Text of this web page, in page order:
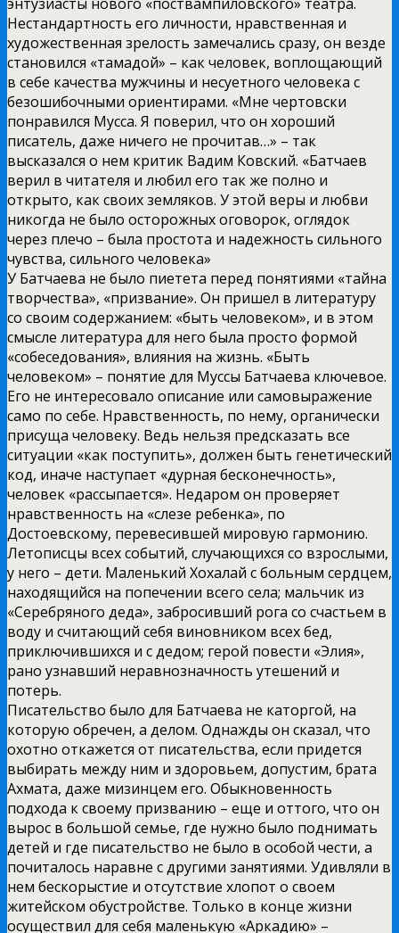
Нестандартность его личности, нравственная и
художественная зрелость замечались сразу, он везде
становился «тамадой» – как человек, воплощающий
в себе качества мужчины и несуетного человека с
безошибочными ориентирами. «Мне чертовски
понравился Мусса. Я поверил, что он хороший
писатель, даже ничего не прочитав…» – так
высказался о нем критик Вадим Ковский. «Батчаев
верил в читателя и любил его так же полно и
открыто, как своих земляков. У этой веры и любви
никогда не было осторожных оговорок, оглядок
через плечо – была простота и надежность сильного
чувства, сильного человека»
У Батчаева не было пиетета перед понятиями «тайна
творчества», «призвание». Он пришел в литературу
со своим содержанием: «быть человеком», и в этом
смысле литература для него была просто формой
«собеседования», влияния на жизнь. «Быть
человеком» – понятие для Муссы Батчаева ключевое.
Его не интересовало описание или самовыражение
само по себе. Нравственность, по нему, органически
присуща человеку. Ведь нельзя предсказать все
ситуации «как поступить», должен быть генетический
код, иначе наступает «дурная бесконечность»,
человек «рассыпается». Недаром он проверяет
нравственность на «слезе ребенка», по
Достоевскому, перевесившей мировую гармонию.
Летописцы всех событий, случающихся со взрослыми,
у него – дети. Маленький Хохалай с больным сердцем,
находящийся на попечении всего села; мальчик из
«Серебряного деда», забросивший рога со счастьем в
воду и считающий себя виновником всех бед,
приключившихся и с дедом; герой повести «Элия»,
рано узнавший неравнозначность утешений и
потерь.
Писательство было для Батчаева не каторгой, на
которую обречен, а делом. Однажды он сказал, что
охотно откажется от писательства, если придется
выбирать между ним и здоровьем, допустим, брата
Ахмата, даже мизинцем его. Обыкновенность
подхода к своему призванию – еще и оттого, что он
вырос в большой семье, где нужно было поднимать
детей и где писательство не было в особой чести, а
почиталось наравне с другими занятиями. Удивляли в
нем бескорыстие и отсутствие хлопот о своем
житейском обустройстве. Только в конце жизни
осуществил для себя маленькую «Аркадию» –